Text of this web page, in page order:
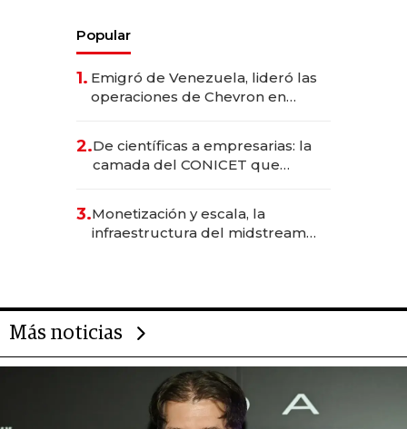
Popular
1. Emigró de Venezuela, lideró las
operaciones de Chevron en
2.De científicas a empresarias: la
camada del CONICET que
3.Monetización y escala, la
infraestructura del midstream
Más noticias